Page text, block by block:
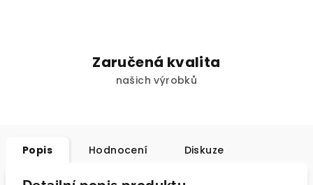
Zaručená kvalita
našich výrobků
Popis Hodnocení Diskuze